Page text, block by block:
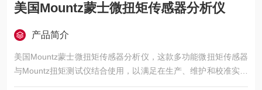
美国Mountz蒙士微扭矩传感器分析仪
产品简介
美国Mountz蒙士微扭矩传感器分析仪，这款多功能微扭矩传感器
与Mountz扭矩测试仪结合使用，以满足在生产、维护和校准实验
室中对各种微扭矩工具进行多种微扭矩范围测试的需求。